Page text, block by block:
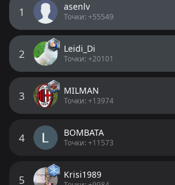
Спортинг Лисабон
Купа на Португалия, 24 май 19:15
Петър Борисов
PRO ТИПСТЪР Последвай
1.44 Азиатски Хендикап:
ДОБАВИ КОМЕНТАР
1 asenlv
Точки: +55549
2 Leidi_Di
Точки: +20101
3 MILMAN
Точки: +13974
4 BOMBATA
Точки: +11573
5 Krisi1989